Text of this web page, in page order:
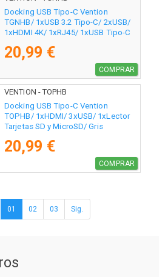
Docking USB Tipo-C Vention
TGNHB/ 1xUSB 3.2 Tipo-C/ 2xUSB/
1xHDMI 4K/ 1xRJ45/ 1xUSB Tipo-C
20,99 €
COMPRAR
VENTION - TOPHB
Docking USB Tipo-C Vention
TOPHB/ 1xHDMI/ 3xUSB/ 1xLector
Tarjetas SD y MicroSD/ Gris
20,99 €
COMPRAR
01 02 03 Sig.